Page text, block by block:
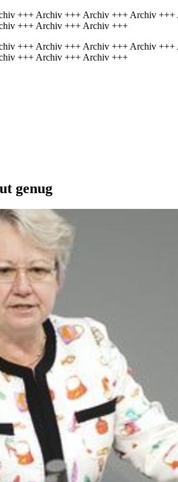
+++ Archiv +++ Archiv +++ Archiv
+++ Archiv +++ Archiv +++
+++ Archiv +++ Archiv +++ Archiv
+++ Archiv +++ Archiv +++
genug